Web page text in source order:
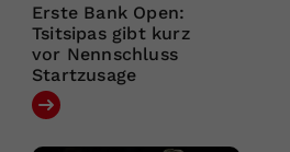
Erste Bank Open:
Tsitsipas gibt kurz
vor Nennschluss
Startzusage